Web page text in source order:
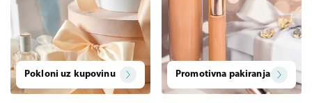
Pokloni uz kupovinu Promotivna pakiranja